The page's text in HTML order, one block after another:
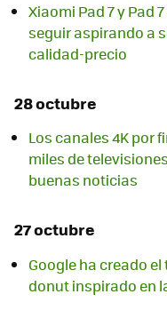
Xiaomi Pad 7 y Pad
seguir aspirando a
calidad-precio
28 octubre
Los canales 4K por
miles de
buenas noticias
27 octubre
Google ha creado
donut inspirado en